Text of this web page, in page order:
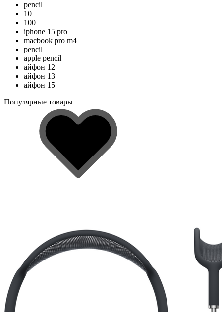
pencil
10
100
iphone 15 pro
macbook pro m4
pencil
apple pencil
айфон 12
айфон 13
айфон 15
Популярные товары